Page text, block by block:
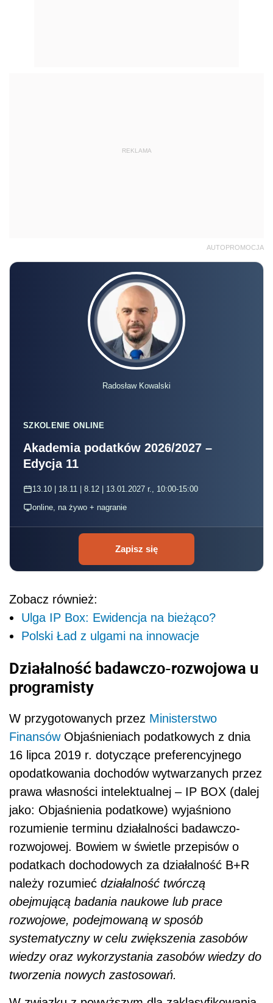
REKLAMA
AUTOPROMOCJA
Radosław Kowalski
SZKOLENIE ONLINE
Akademia podatków 2026/2027 –
Edycja 11
13.10 | 18.11 | 8.12 | 13.01.2027 r., 10:00-15:00
online, na żywo + nagranie
Zapisz się
Zobacz również:
Ulga IP Box: Ewidencja na bieżąco?
Polski Ład z ulgami na innowacje
Działalność badawczo-rozwojowa u
programisty
W przygotowanych przez Ministerstwo
FinansówObjaśnieniach podatkowych z dnia
16 lipca 2019 r. dotyczące preferencyjnego
opodatkowania dochodów wytwarzanych przez
prawa własności intelektualnej – IP BOX (dalej
jako: Objaśnienia podatkowe) wyjaśniono
rozumienie terminu działalności badawczo-
rozwojowej. Bowiem w świetle przepisów o
podatkach dochodowych za działalność B+R
należy rozumieć działalność twórczą
obejmującą badania naukowe lub prace
rozwojowe, podejmowaną w sposób
systematyczny w celu zwiększenia zasobów
wiedzy oraz wykorzystania zasobów wiedzy do
tworzenia nowych zastosowań.